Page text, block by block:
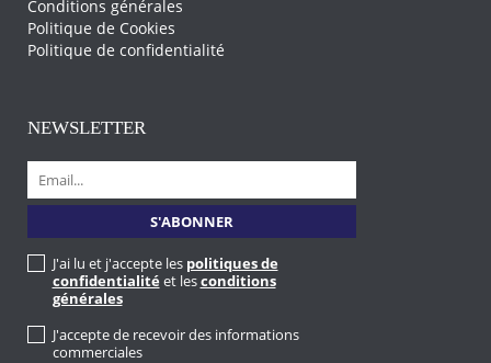
Conditions générales
Politique de Cookies
Politique de confidentialité
NEWSLETTER
J'ai lu et j'accepte les politiques de
confidentialité et lesconditions
générales
J'accepte de recevoir des informations
commerciales